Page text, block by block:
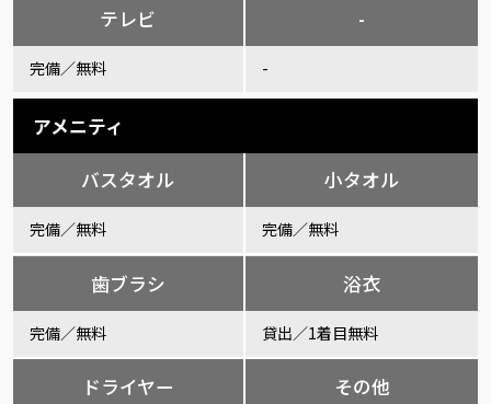
テレビ
完備／無料
-
-
アメニティ
バスタオル
完備／無料
小タオル
完備／無料
歯ブラシ
完備／無料
浴衣
貸出／1着目無料
ドライヤー その他